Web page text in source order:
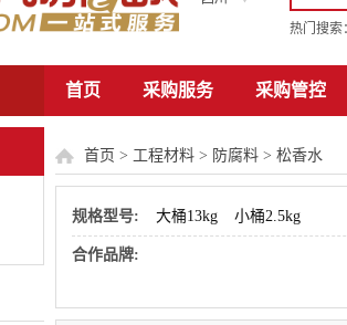
热门搜索
首页 采购服务 采购管控
首页 > 工程材料 > 防腐料 > 松香水
规格型号: 大桶13kg 小桶2.5kg
合作品牌: